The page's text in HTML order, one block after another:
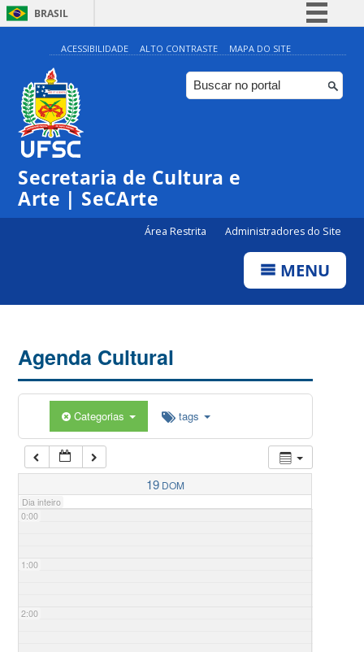
BRASIL
Simplifique!
Comunica BR
Participe
ACESSIBILIDADE ALTO CONTRASTE MAPA DO SITE
Secretaria de Cultura e
Arte | SeCArte
Área Restrita Administradores do Site
MENU
Agenda Cultural
Categorias tags
19 DOM
Dia inteiro
0:00
1:00
2:00